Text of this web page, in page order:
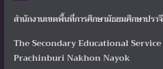
สำนักงานเขตพื้นที่การศึกษามัธยมศึกษาปรา
The Secondary Educational
Prachinburi Nakhon Nayok